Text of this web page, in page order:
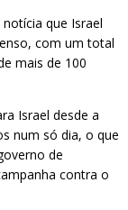
que Israel
com um total
mais de 100
Israel desde a
num só dia, o que
de
contra o